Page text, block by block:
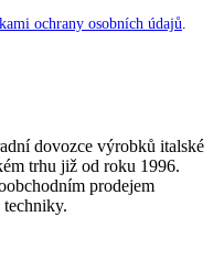
ochrany osobních údajů
dovozce výrobků italské
trhu již od roku 1996.
prodejem